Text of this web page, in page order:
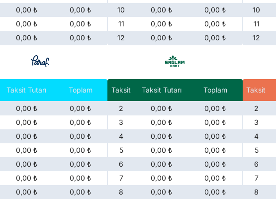
0,00 ₺
0,00 ₺
0,00 ₺
0,00 ₺
0,00 ₺ 0,00 ₺
10
0,00 ₺
0,00 ₺
11
0,00 ₺
0,00 ₺
12
0,00 ₺ 0,00 ₺
10
11
12
Taksit Tutarı Toplam
0,00 ₺
0,00 ₺
0,00 ₺
0,00 ₺
0,00 ₺
0,00 ₺
0,00 ₺
0,00 ₺
0,00 ₺
0,00 ₺
0,00 ₺
0,00 ₺
0,00 ₺ 0,00 ₺
Taksit Taksit Tutarı Toplam
2 0,00 ₺
0,00 ₺
3
0,00 ₺
0,00 ₺
4
0,00 ₺
0,00 ₺
5
0,00 ₺
0,00 ₺
6
0,00 ₺
0,00 ₺
7
0,00 ₺
0,00 ₺
8
0,00 ₺ 0,00 ₺
Taksit
2
3
4
5
6
7
8